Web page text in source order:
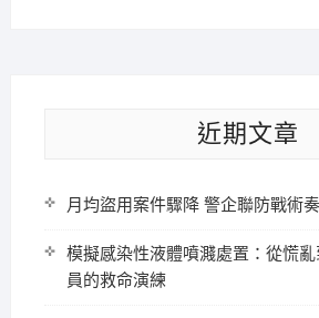
近期文章
月均盜用案件驟降 警企聯防戰術
模擬感染性液體噴濺處置：從慌
員的救命演練